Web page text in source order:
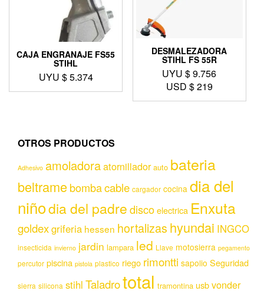
CAJA ENGRANAJE FS55
STIHL
UYU $5.374
DESMALEZADORA
STIHL FS 55R
UYU $9.756
USD $219
OTROS PRODUCTOS
Adhesivo amoladoraatornillador auto bateria
beltramebombacable cargador cocina dia del
niñodia del padrediscoelectrica Enxuta
goldexgriferia hessen hortalizas hyundai INGCO
insecticida invierno jardin lampara led Llave motosierra pegamento
percutor piscina pistola plastico riego rimontti sapolio Seguridad
sierra silicona stihl Taladrototal tramontina usbvonder